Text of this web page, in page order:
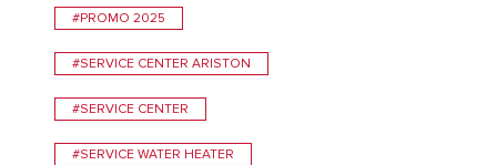
#PROMO 2025
#SERVICE CENTER ARISTON
#SERVICE CENTER
#SERVICE WATER HEATER